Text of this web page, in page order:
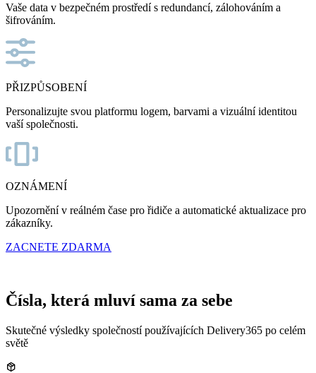
Vaše data v bezpečném prostředí s redundancí, zálohováním a
šifrováním.
PŘIZPŮSOBENÍ
Personalizujte svou platformu logem, barvami a vizuální identitou
vaší společnosti.
OZNÁMENÍ
Upozornění v reálném čase pro řidiče a automatické aktualizace pro
zákazníky.
ZACNETE ZDARMA
Čísla, která mluví sama za sebe
Skutečné výsledky společností používajících Delivery365 po celém
světě